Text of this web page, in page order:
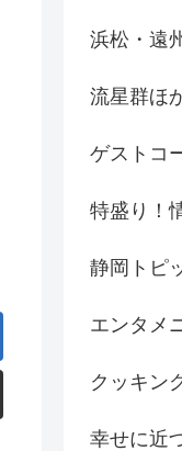
浜松・遠
流星群ほ
ゲストコ
特盛り！
静岡トピ
エンタメ
クッキン
幸せに近